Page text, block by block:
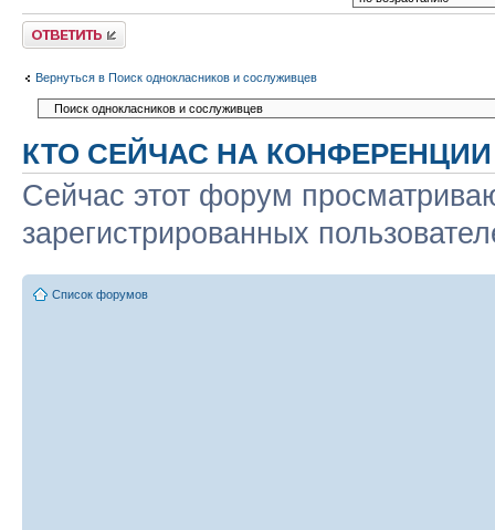
Ответить
Вернуться в Поиск однокласников и сослуживцев
КТО СЕЙЧАС НА КОНФЕРЕНЦИИ
Сейчас этот форум
зарегистрированных
Список форумов